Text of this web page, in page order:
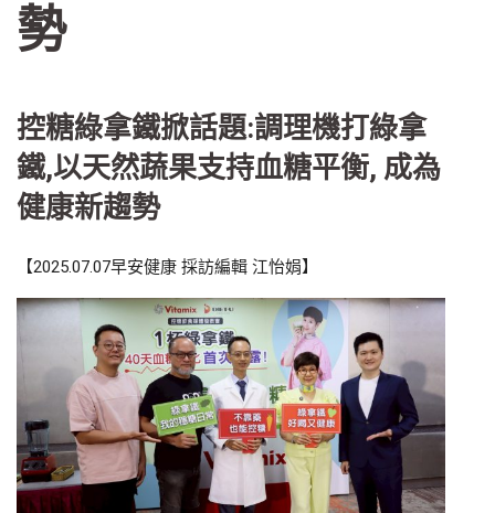
勢
控糖綠拿鐵掀話題:調理機打綠拿
鐵,以天然蔬果支持血糖平衡, 成為
健康新趨勢
【2025.07.07早安健康 採訪編輯 江怡娟】